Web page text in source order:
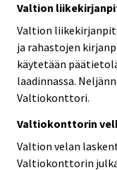
Valtion
Valtion
ja rahastojen
käytetään
laadinnassa.
Valtiokonttori.
Valtiokonttorin
Valtion velan
Valtiokonttorin